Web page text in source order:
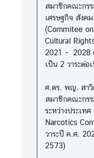
สมาชิกคณะกรร
เศรษฐกิจ สังค
(Commitee
Cultural
2021 - 2028
เป็น 2 วาระต่อ
ศ.ดร. พญ. สา
สมาชิกคณะกร
ระหว่างประเท
Narcotics
วาระปี ค.ศ.
2573)